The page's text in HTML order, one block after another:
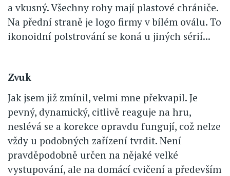
a vkusný. Všechny rohy mají plastové chrániče.
Na přední straně je logo firmy v bílém oválu. To
ikonoidní polstrování se koná u jiných sérií...
Zvuk
Jak jsem již zmínil, velmi mne překvapil. Je
pevný, dynamický, citlivě reaguje na hru,
neslévá se a korekce opravdu fungují, což nelze
vždy u podobných zařízení tvrdit. Není
pravděpodobně určen na nějaké velké
vystupování, ale na domácí cvičení a především